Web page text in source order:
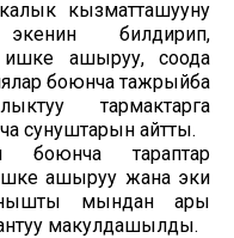
кызматташууну
билдирип,
ишке ашыруу, соода
боюнча тажрыйба
тармактарга
сунуштарын айтты.
боюнча тараптар
ашыруу жана эки
мындан ары
макулдашылды.